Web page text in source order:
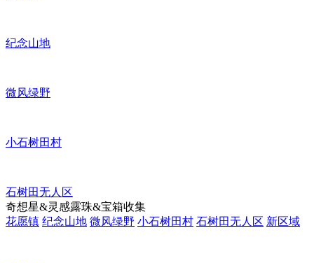
纪念山地
微风绿野
小石树田村
石树田无人区
奇想星&灵感露珠&宝箱收集
花愿镇 纪念山地 微风绿野 小石树田村 石树田无人区 新区域